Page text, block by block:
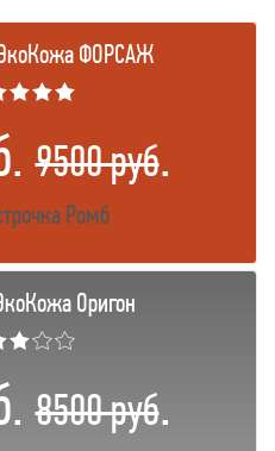
ЭкоКожа ФОРСАЖ
9500 руб.
Ромб
Оригон
8500 руб.